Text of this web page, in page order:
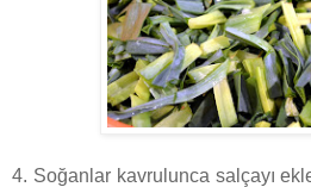
4. Soğanlar kavrulunca salçayı